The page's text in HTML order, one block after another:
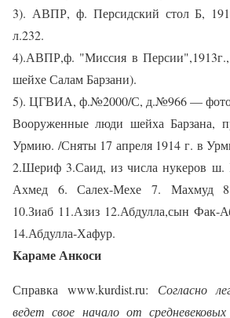
3). АВПР, ф. Персидский стол Б,
л.232.
4).АВПР,ф. "Миссия в
шейхе Салам Барзани).
5). ЦГВИА, ф.№2000/С, д.№966 —
Вооруженные люди шейха Барзана,
Урмию. /Сняты 17 апреля 1914 г. в
2.Шериф 3.Саид, из числа нукеров ш.
Ахмед 6. Салех-Мехе 7. Махмуд
10.Зиаб 11.Азиз 12.Абдулла,сын Фак-
14.Абдулла-Хафур.
Kараме Анкоси
Справка www.kurdist.ru: Согласно
ведет свое начало от